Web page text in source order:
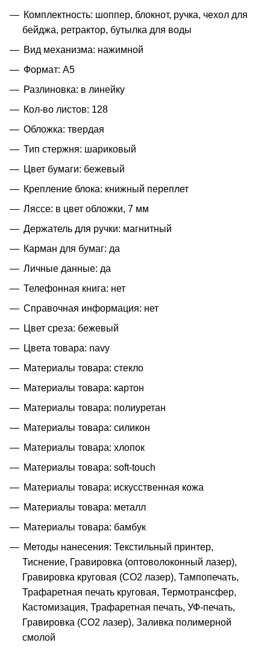
Комплектность: шоппер, блокнот, ручка, чехол для
бейджа, ретрактор, бутылка для воды
Вид механизма: нажимной
Формат: A5
Разлиновка: в линейку
Кол-во листов: 128
Обложка: твердая
Тип стержня: шариковый
Цвет бумаги: бежевый
Крепление блока: книжный переплет
Ляссе: в цвет обложки, 7 мм
Держатель для ручки: магнитный
Карман для бумаг: да
Личные данные: да
Телефонная книга: нет
Справочная информация: нет
Цвет среза: бежевый
Цвета товара: navy
Материалы товара: стекло
Материалы товара: картон
Материалы товара: полиуретан
Материалы товара: силикон
Материалы товара: хлопок
Материалы товара: soft-touch
Материалы товара: искусственная кожа
Материалы товара: металл
Материалы товара: бамбук
Методы нанесения: Текстильный принтер,
Тиснение, Гравировка (оптоволоконный лазер),
Гравировка круговая (CO2 лазер), Тампопечать,
Трафаретная печать круговая, Термотрансфер,
Кастомизация, Трафаретная печать, УФ-печать,
Гравировка (CO2 лазер), Заливка полимерной
смолой